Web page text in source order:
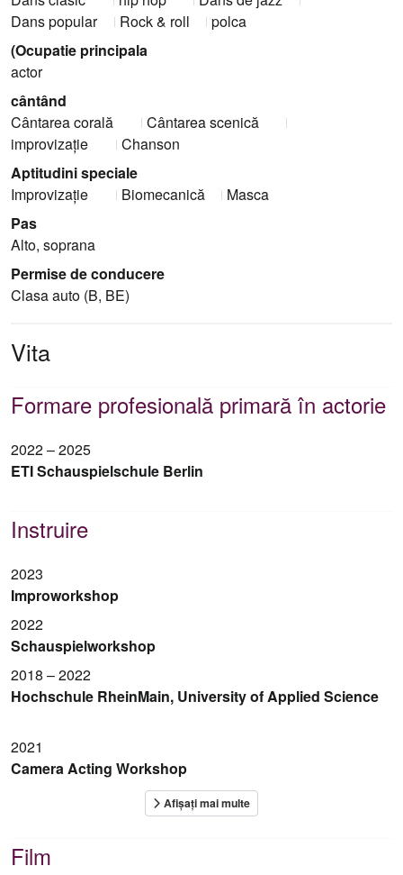
Dans popular
Rock & roll
polca
(Ocupatie principala
actor
cântând
Cântarea corală
Cântarea scenică
improvizaţie
Chanson
Aptitudini speciale
Improvizaţie
Biomecanică
Masca
Pas
Alto, soprana
Permise de conducere
Clasa auto (B, BE)
Vita
Formare profesională primară în actorie
2022 – 2025
ETI Schauspielschule Berlin
Instruire
2023
Improworkshop
2022
Schauspielworkshop
2018 – 2022
Hochschule RheinMain, University of Applied Science
2021
Camera Acting Workshop
Film